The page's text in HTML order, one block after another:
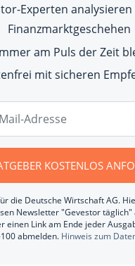
Experten analysieren
Finanzmarktgeschehen
am Puls der Zeit
mit sicheren
KOSTENLOS
die Deutsche Wirtschaft AG.
Newsletter "Gevestor täglich"
einen Link am Ende jeder
abmelden. Hinweis zum